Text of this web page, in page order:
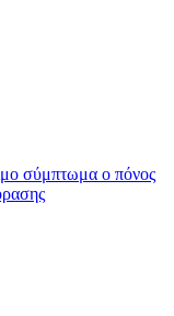
σύμπτωμα ο πόνος